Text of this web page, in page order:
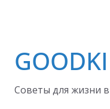
Cоветы для жизни